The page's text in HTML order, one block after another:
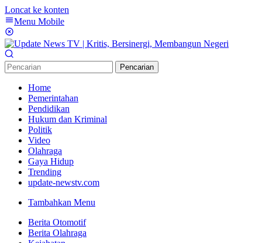
Loncat ke konten
Menu Mobile
Pencarian
Home
Pemerintahan
Pendidikan
Hukum dan Kriminal
Politik
Video
Olahraga
Gaya Hidup
Trending
update-newstv.com
Tambahkan Menu
Berita Otomotif
Berita Olahraga